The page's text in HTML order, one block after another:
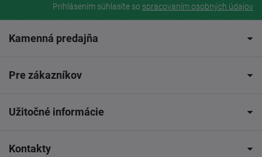
Prihlásením súhlasíte so spracovaním osobných údajov
Kamenná predajňa
Pre zákazníkov
Užitočné informácie
Kontakty